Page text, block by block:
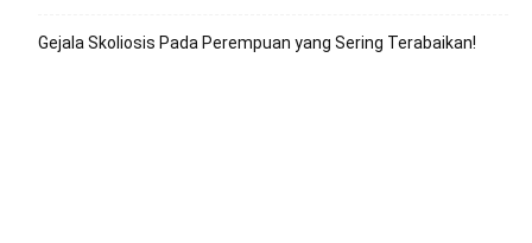
Gejala Skoliosis Pada Perempuan yang Sering Terabaikan!